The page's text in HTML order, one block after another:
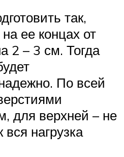
так,
ее концах от
2 – 3 см. Тогда
По всей
для верхней – не
вся нагрузка